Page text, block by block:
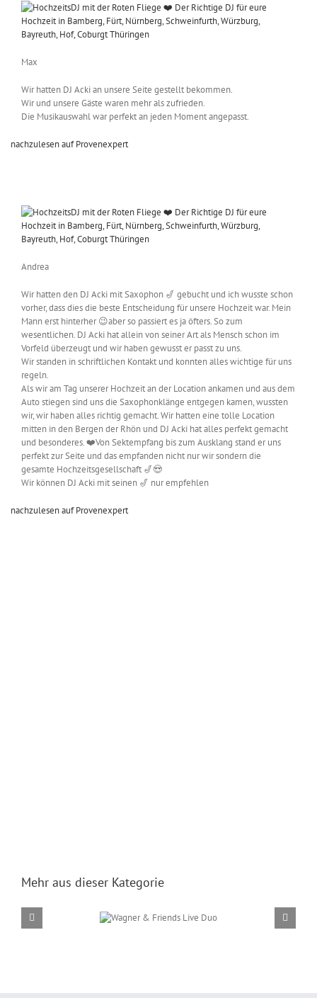
Max
Wir hatten DJ Acki an unsere Seite gestellt bekommen.
Wir und unsere Gäste waren mehr als zufrieden.
Die Musikauswahl war perfekt an jeden Moment angepasst.
nachzulesen auf Provenexpert
Andrea
Wir hatten den DJ Acki mit Saxophon 🎷 gebucht und ich wusste schon
vorher, dass dies die beste Entscheidung für unsere Hochzeit war. Mein
Mann erst hinterher 😉aber so passiert es ja öfters. So zum
wesentlichen. DJ Acki hat allein von seiner Art als Mensch schon im
Vorfeld überzeugt und wir haben gewusst er passt zu uns.
Wir standen in schriftlichen Kontakt und konnten alles wichtige für uns
regeln.
Als wir am Tag unserer Hochzeit an der Location ankamen und aus dem
Auto stiegen sind uns die Saxophonklänge entgegen kamen, wussten
wir, wir haben alles richtig gemacht. Wir hatten eine tolle Location
mitten in den Bergen der Rhön und DJ Acki hat alles perfekt gemacht
und besonderes. ❤️Von Sektempfang bis zum Ausklang stand er uns
perfekt zur Seite und das empfanden nicht nur wir sondern die
gesamte Hochzeitsgesellschaft 🎷😍
Wir können DJ Acki mit seinen 🎷 nur empfehlen
nachzulesen auf Provenexpert
Mehr aus dieser Kategorie
& Friends Live